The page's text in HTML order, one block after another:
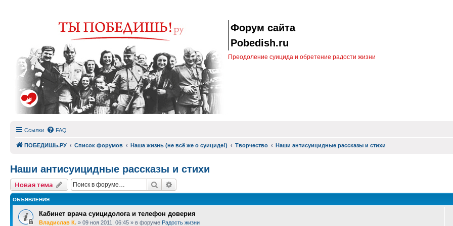
Форум сайта
Pobedish.ru
Преодоление суицида и обретение радости жизни
Ссылки FAQ
ПОБЕДИШЬ.РУ Список форумов Наша жизнь (не всё же о суициде!) Творчество Наши антисуицидные рассказы и стихи
Наши антисуицидные рассказы и стихи
Новая тема Поиск
ОБЪЯВЛЕНИЯ
Кабинет врача суицидолога и телефон доверия
Владислав К. » 09 ноя 2011, 06:45 » в форуме Радость жизни